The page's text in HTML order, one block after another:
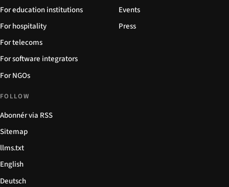
For education institutions
For hospitality
For telecoms
For software integrators
For NGOs
Events
Press
FOLLOW
Abonnér via RSS
Sitemap
llms.txt
English
Deutsch